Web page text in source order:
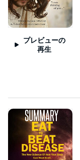
プレビューの
再生